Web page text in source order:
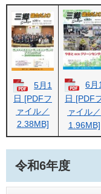
5月1
日 [PDFフ
ァイル／
2.38MB]
6月1
日 [PDF
ァイル／
1.96MB]
令和6年度